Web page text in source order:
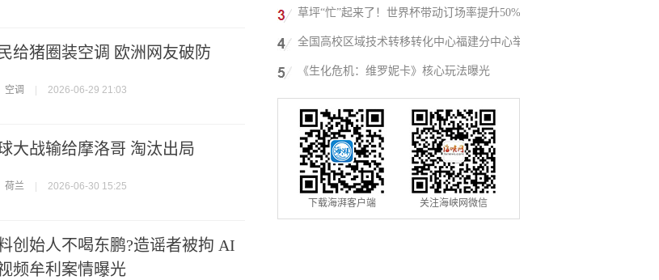
给猪圈装空调 欧洲网友破防
空调 2026-06-29 21:03
大战输给摩洛哥 淘汰出局
荷兰 2026-06-30 15:25
创始人不喝东鹏?造谣者被拘 AI
频牟利案情曝光
布
草坪“忙”起来了！世界杯带动订场率提升50%
全国高校区域技术转移转化中心福建分中心举
办“人工智能+”科技成果对接会
《生化危机：维罗妮卡》核心玩法曝光
下载海湃客户端 关注海峡网微信